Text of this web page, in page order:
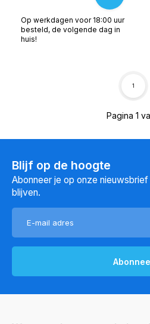
Op werkdagen voor 18:00 uur
besteld, de volgende dag in
huis!
Pagina 1
1
Blijf op de hoogte
Abonneer je op onze
blijven.